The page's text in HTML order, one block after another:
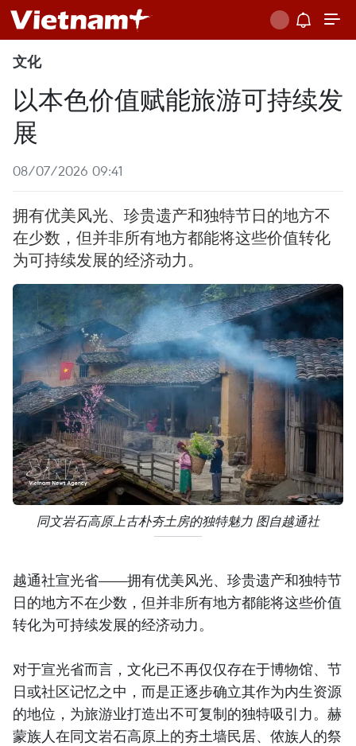
文化
以本色价值赋能旅游可持续发
展
08/07/2026 09:41
拥有优美风光、珍贵遗产和独特节日的地方不
在少数，但并非所有地方都能将这些价值转化
为可持续发展的经济动力。
同文岩石高原上古朴夯土房的独特魅力 图自越通社
越通社宣光省——拥有优美风光、珍贵遗产和独特节
日的地方不在少数，但并非所有地方都能将这些价值
转化为可持续发展的经济动力。
对于宣光省而言，文化已不再仅仅存在于博物馆、节
日或社区记忆之中，而是正逐步确立其作为内生资源
的地位，为旅游业打造出不可复制的独特吸引力。赫
蒙族人在同文岩石高原上的夯土墙民居、侬族人的祭